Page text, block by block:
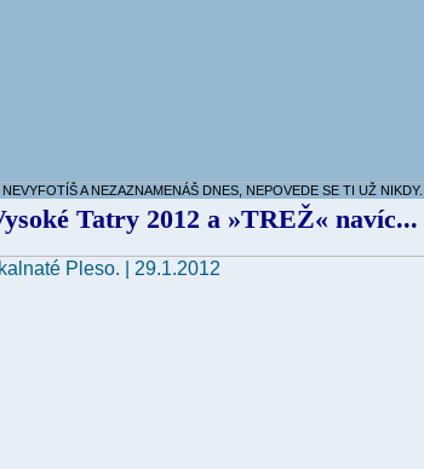
A NEZAZNAMENÁŠ DNES, NEPOVEDE SE TI UŽ NIKDY...
Tatry 2012 a »TREŽ« navíc...